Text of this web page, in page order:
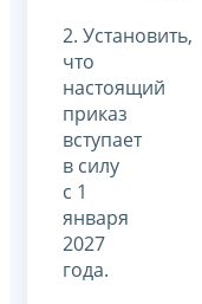
2. Установить,
что
настоящий
приказ
вступает
в силу
с 1
января
2027
года.